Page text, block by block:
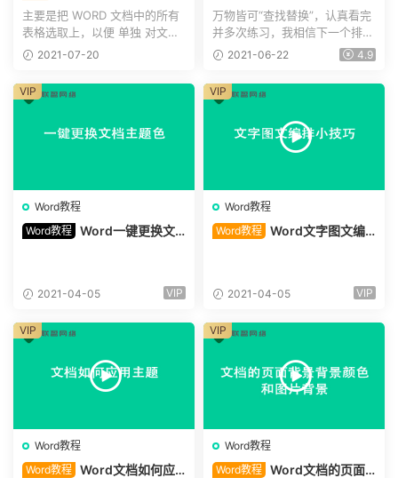
有表格选（office Word“wps
不适用”）
主要是把 WORD 文档中的所有
表格选取上，以便 单独 对文档
中的所有表格进行整体编...
2021-07-20
通配符用法详解
万物皆可“查找替换”，认真看完
并多次练习，我相信下一个排版
大师就是你，这套掌法...
2021-06-22 4.9
Word教程
Word教程 Word一键更换文
2021-04-05 VIP
VIP
Word教程
Word教程 Word文字图文编
2021-04-05 VIP
VIP
Word教程
Word教程 Word文档如何应
VIP
Word教程
Word教程 Word文档的页面
VIP